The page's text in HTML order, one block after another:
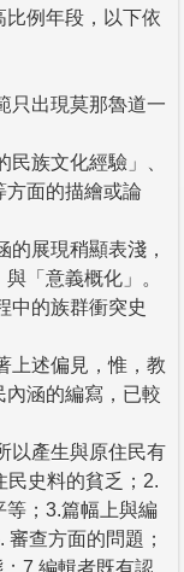
比例年段，以下依
只出現莫那魯道一
族文化經驗」、
方面的描繪或論
的展現稍顯表淺，
「意義概化」。
中的族群衝突史
上述偏見，惟，教
涵的編寫，已較
以產生與原住民有
民史料的貧乏；2.
等；3.篇幅上與編
查方面的問題；
7.編輯者既有認